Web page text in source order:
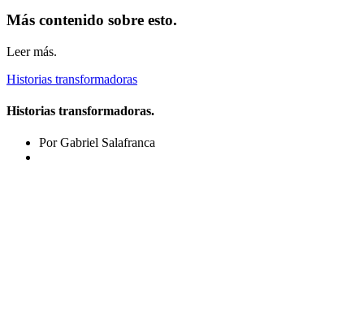
Más contenido sobre esto.
Leer más.
Historias transformadoras
Historias transformadoras.
Por Gabriel Salafranca